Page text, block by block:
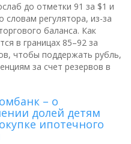
до отметки 91 за $1 и
регулятора, из-за
баланса. Как
в границах 85–92 за
чтобы поддержать рубль,
за счет резервов в
– о
долей детям
ипотечного